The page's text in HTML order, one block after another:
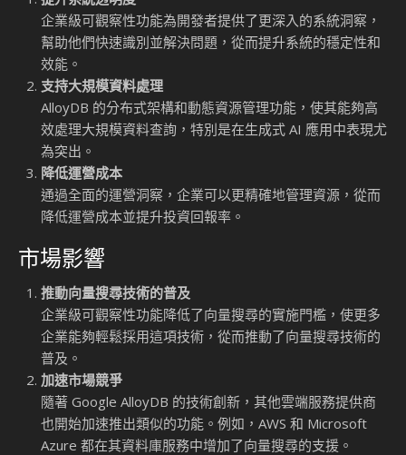
資源並優化系統效能。
擴展的查詢層級指標
AlloyDB 現在能夠提供更詳細的查詢層級指標，顯示向量
操作所花費的時間。這些指標幫助開發者快速識別效能瓶
頸，從而進行針對性的優化。例如，當某個查詢的執行時
間異常時，開發者可以通過這些指標確定問題是否出在向
量搜尋的計算過程中，並採取相應的措施。
更詳細的日誌記錄
新增的日誌記錄功能為故障排除和系統優化提供了更多細
節。這些日誌不僅記錄了查詢的執行過程，還包括了向量
應用結果。這對於需要處理複雜查詢的企業來說尤為重
要。
全面的運營洞察
AlloyDB 的運營洞察功能幫助企業更好地管理資源，特別
是在多節點分布式架構中。通過這些洞察，企業可以了解
系統的資源使用情況，並根據實際需求進行調整，從而實
現更高的效能和成本效益。